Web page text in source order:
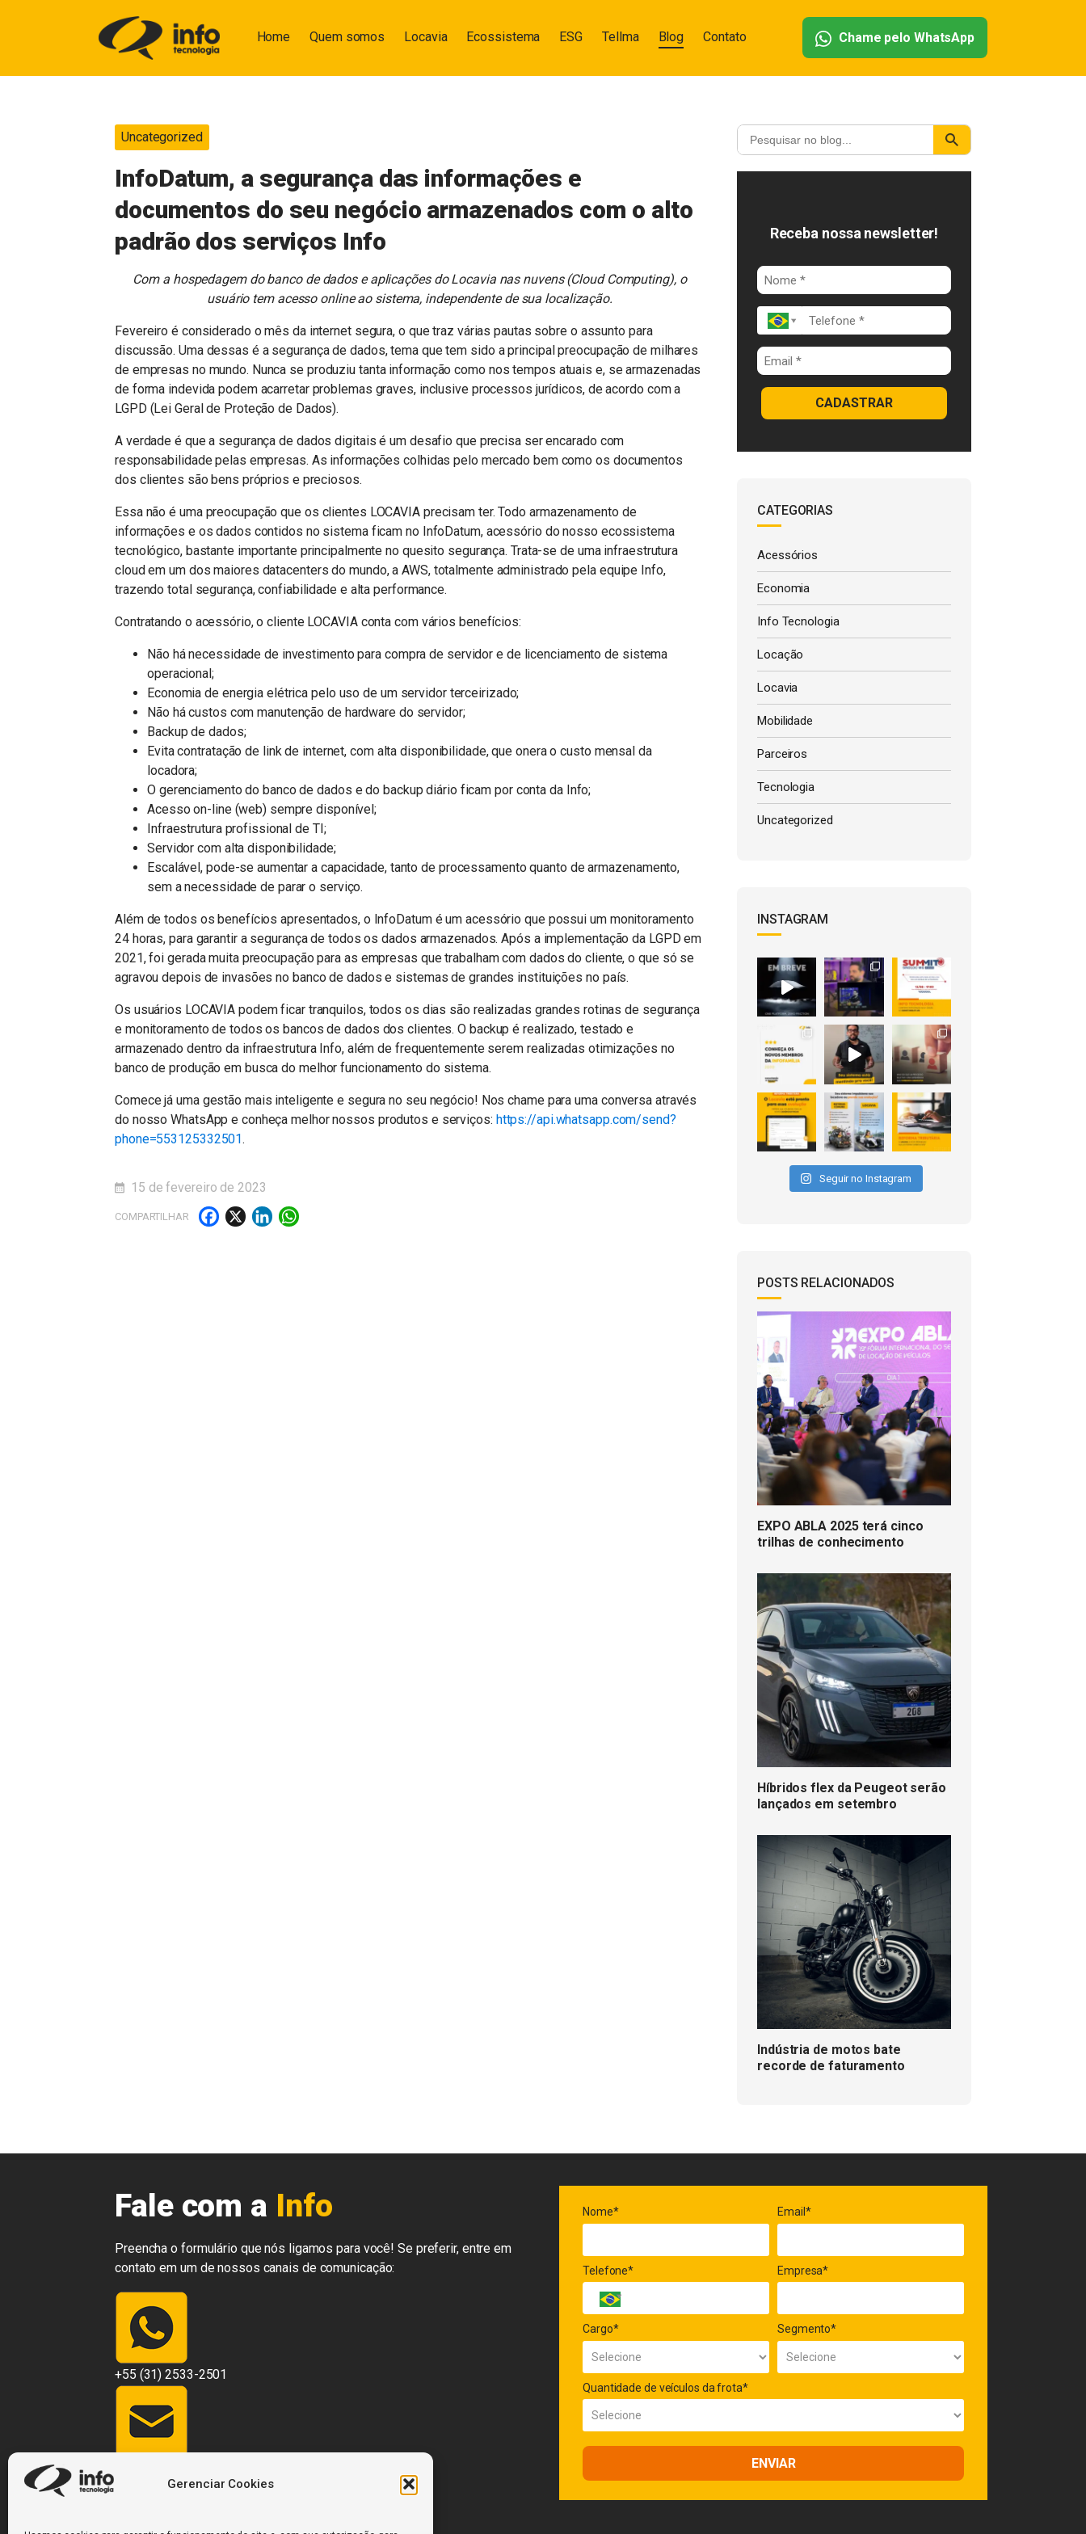
Gerenciar Cookies
Home Quem somos Locavia Ecossistema ESG Tellma Blog Contato Chame pelo WhatsApp
Uncategorized
InfoDatum, a segurança das informações e
documentos do seu negócio armazenados com o alto
padrão dos serviços Info
Com a hospedagem do banco de dados e aplicações do Locavia nas nuvens (Cloud Computing), o
usuário tem acesso online ao sistema, independente de sua localização.
Fevereiro é considerado o mês da internet segura, o que traz várias pautas sobre o assunto para
discussão. Uma dessas é a segurança de dados, tema que tem sido a principal preocupação de milhares
de empresas no mundo. Nunca se produziu tanta informação como nos tempos atuais e, se armazenadas
de forma indevida podem acarretar problemas graves, inclusive processos jurídicos, de acordo com a
LGPD (Lei Geral de Proteção de Dados).
A verdade é que a segurança de dados digitais é um desafio que precisa ser encarado com
responsabilidade pelas empresas. As informações colhidas pelo mercado bem como os documentos
dos clientes são bens próprios e preciosos.
Essa não é uma preocupação que os clientes LOCAVIA precisam ter. Todo armazenamento de
informações e os dados contidos no sistema ficam no InfoDatum, acessório do nosso ecossistema
tecnológico, bastante importante principalmente no quesito segurança. Trata-se de uma infraestrutura
cloud em um dos maiores datacenters do mundo, a AWS, totalmente administrado pela equipe Info,
trazendo total segurança, confiabilidade e alta performance.
Contratando o acessório, o cliente LOCAVIA conta com vários benefícios:
Não há necessidade de investimento para compra de servidor e de licenciamento de sistema
operacional;
Economia de energia elétrica pelo uso de um servidor terceirizado;
Não há custos com manutenção de hardware do servidor;
Backup de dados;
Evita contratação de link de internet, com alta disponibilidade, que onera o custo mensal da
locadora;
O gerenciamento do banco de dados e do backup diário ficam por conta da Info;
Acesso on-line (web) sempre disponível;
Infraestrutura profissional de TI;
Servidor com alta disponibilidade;
Escalável, pode-se aumentar a capacidade, tanto de processamento quanto de armazenamento,
sem a necessidade de parar o serviço.
Além de todos os benefícios apresentados, o InfoDatum é um acessório que possui um monitoramento
24 horas, para garantir a segurança de todos os dados armazenados. Após a implementação da LGPD em
2021, foi gerada muita preocupação para as empresas que trabalham com dados do cliente, o que só se
agravou depois de invasões no banco de dados e sistemas de grandes instituições no país.
Os usuários LOCAVIA podem ficar tranquilos, todos os dias são realizadas grandes rotinas de segurança
e monitoramento de todos os bancos de dados dos clientes. O backup é realizado, testado e
armazenado dentro da infraestrutura Info, além de frequentemente serem realizadas otimizações no
banco de produção em busca do melhor funcionamento do sistema.
Comece já uma gestão mais inteligente e segura no seu negócio! Nos chame para uma conversa através
do nosso WhatsApp e conheça melhor nossos produtos e serviços: https://api.whatsapp.com/send?
phone=553125332501.
15 de fevereiro de 2023
COMPARTILHAR Facebook
X LinkedIn
WhatsApp
Receba nossa newsletter!
CADASTRAR
CATEGORIAS
Acessórios
Economia
Info Tecnologia
Locação
Locavia
Mobilidade
Parceiros
Tecnologia
Uncategorized
INSTAGRAM
Seguir no Instagram
POSTS RELACIONADOS
EXPO ABLA 2025 terá cinco
trilhas de conhecimento
Híbridos flex da Peugeot serão
lançados em setembro
Indústria de motos bate
recorde de faturamento
Fale com a Info
Preencha o formulário que nós ligamos para você! Se preferir, entre em
contato em um de nossos canais de comunicação:
+55 (31) 2533-2501
Nome* Email*
Telefone* Empresa*
Cargo* Segmento*
Quantidade de veículos da frota*
ENVIAR